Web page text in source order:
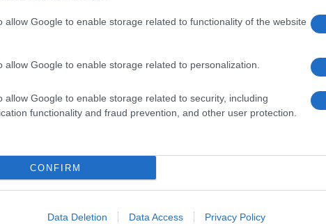
allow Google to enable storage related to functionality of the website
allow Google to enable storage related to personalization.
allow Google to enable storage related to security, including
functionality and fraud prevention, and other user protection.
CONFIRM
Data Deletion Data Access Privacy Policy
Invia un Comunicato Stampa|Pubblicità|Segnala